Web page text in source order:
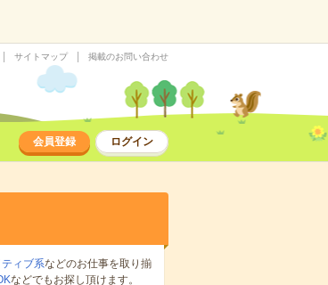
サイトマップ 掲載のお問い合わせ
会員登録 ログイン
ィブ系などのお仕事を取り揃
などでもお探し頂けます。